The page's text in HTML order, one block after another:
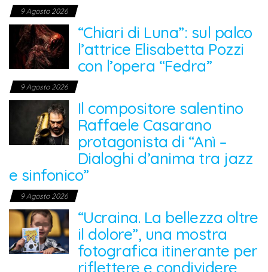
9 Agosto 2026
“Chiari di Luna”: sul palco
l’attrice Elisabetta Pozzi
con l’opera “Fedra”
9 Agosto 2026
Il compositore salentino
Raffaele Casarano
protagonista di “Anì –
Dialoghi d’anima tra jazz
e sinfonico”
9 Agosto 2026
“Ucraina. La bellezza oltre
il dolore”, una mostra
fotografica itinerante per
riflettere e condividere